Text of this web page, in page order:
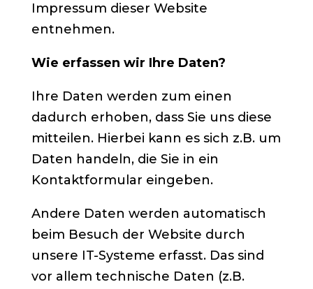
Impressum dieser Website
entnehmen.
Wie erfassen wir Ihre Daten?
Ihre Daten werden zum einen
dadurch erhoben, dass Sie uns diese
mitteilen. Hierbei kann es sich z.B. um
Daten handeln, die Sie in ein
Kontaktformular eingeben.
Andere Daten werden automatisch
beim Besuch der Website durch
unsere IT-Systeme erfasst. Das sind
vor allem technische Daten (z.B.